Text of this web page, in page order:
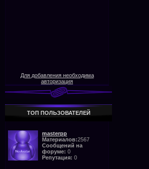
Для добавления необходима
авторизация
ТОП ПОЛЬЗОВАТЕЛЕЙ
masterpp
Материалов:2567
Сообщений на
форуме: 0
Репутация: 0